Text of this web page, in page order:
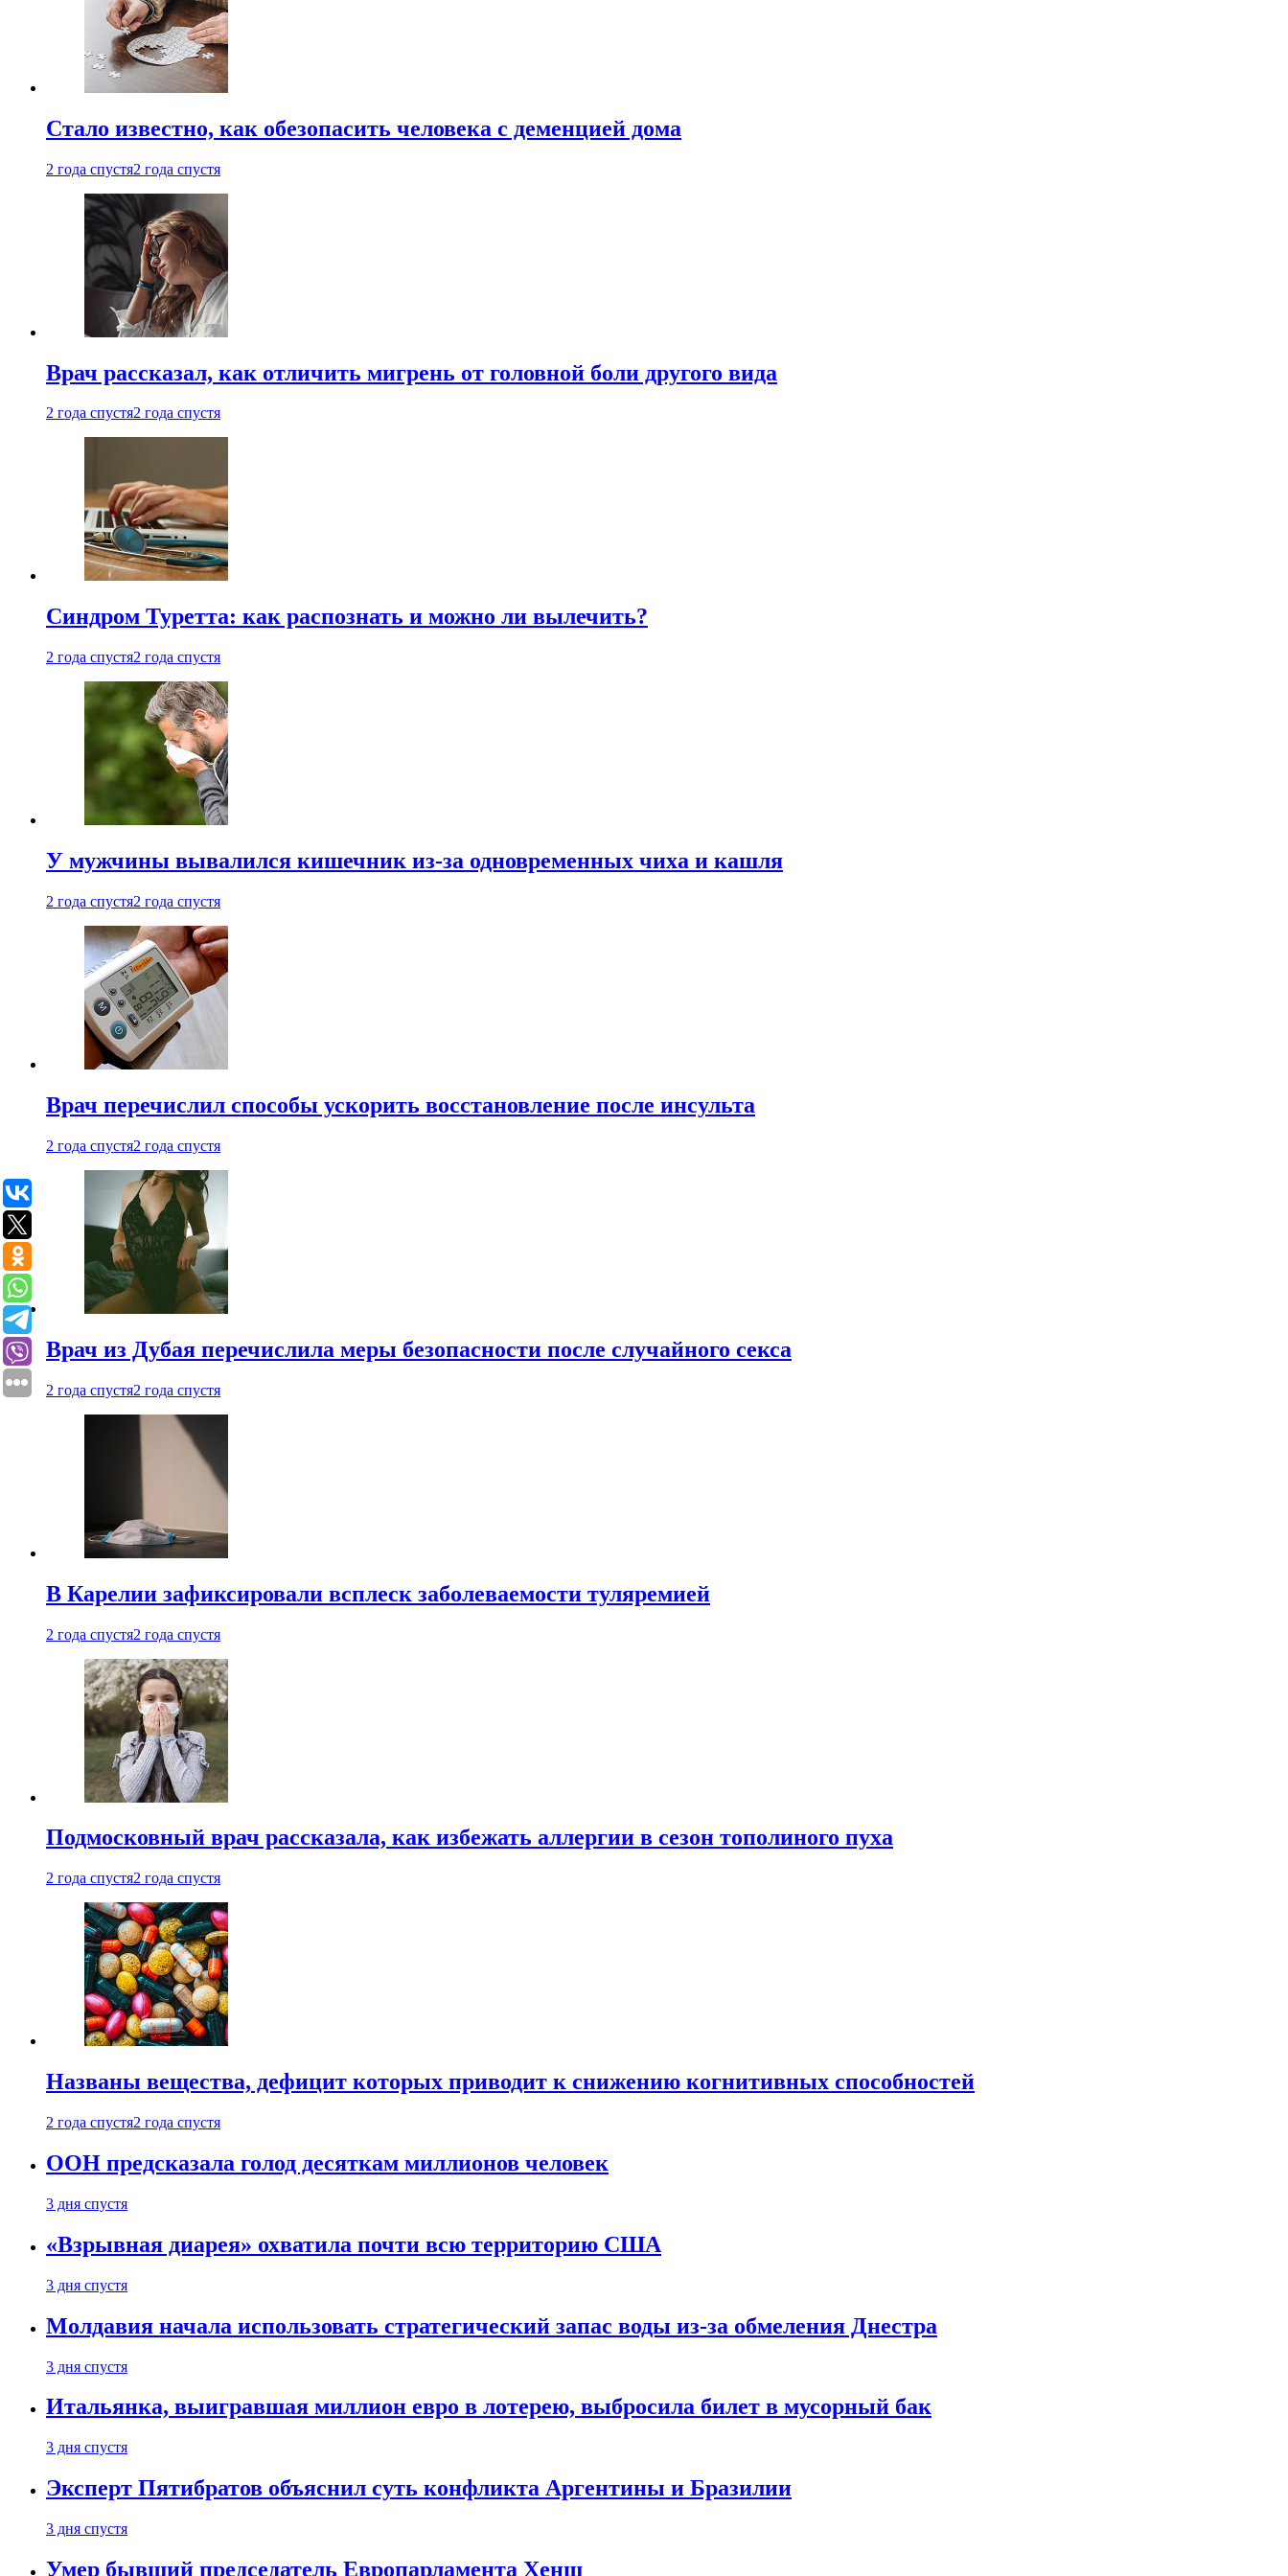
Стало известно, как обезопасить человека с деменцией дома
2 года спустя2 года спустя
Врач рассказал, как отличить мигрень от головной боли другого вида
2 года спустя2 года спустя
Синдром Туретта: как распознать и можно ли вылечить?
2 года спустя2 года спустя
У мужчины вывалился кишечник из-за одновременных чиха и кашля
2 года спустя2 года спустя
Врач перечислил способы ускорить восстановление после инсульта
2 года спустя2 года спустя
Врач из Дубая перечислила меры безопасности после случайного секса
2 года спустя2 года спустя
В Карелии зафиксировали всплеск заболеваемости туляремией
2 года спустя2 года спустя
Подмосковный врач рассказала, как избежать аллергии в сезон тополиного пуха
2 года спустя2 года спустя
Названы вещества, дефицит которых приводит к снижению когнитивных способностей
2 года спустя2 года спустя
ООН предсказала голод десяткам миллионов человек
3 дня спустя
«Взрывная диарея» охватила почти всю территорию США
3 дня спустя
Молдавия начала использовать стратегический запас воды из-за обмеления Днестра
3 дня спустя
Итальянка, выигравшая миллион евро в лотерею, выбросила билет в мусорный бак
3 дня спустя
Эксперт Пятибратов объяснил суть конфликта Аргентины и Бразилии
3 дня спустя
Умер бывший председатель Европарламента Хенш